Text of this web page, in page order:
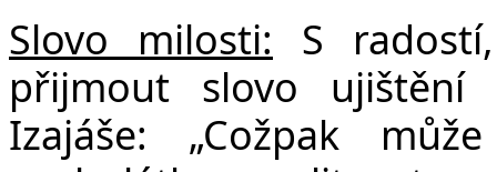
Slovo milosti: S
přijmout slovo
Izajáše: „Cožpak